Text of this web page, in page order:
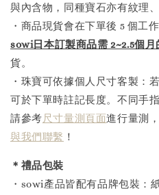
與內含物，同種寶石亦有紋理
・商品現貨會在下單後 5 個工
sowi日本訂製商品需 2~2.5個
貨。
・珠寶可依據個人尺寸客製：
可於下單時註記長度。不同手
請參考尺寸量測頁面進行量測
與我們聯繫 ！
＊禮品包裝
・sowi產品皆配有品牌包裝：